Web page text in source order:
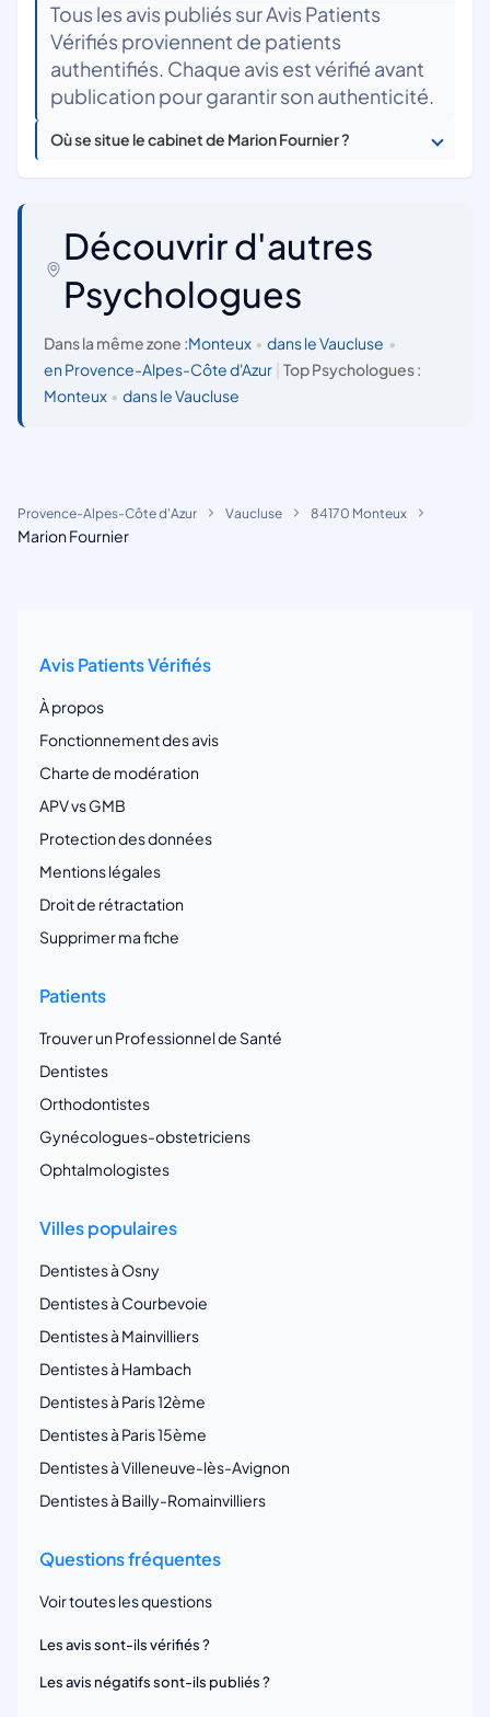
Tous les avis publiés sur Avis Patients
Vérifiés proviennent de patients
authentifiés. Chaque avis est vérifié avant
publication pour garantir son authenticité.
Où se situe le cabinet de Marion Fournier ?
Découvrir d'autres
Psychologues
Dans la même zone :Monteux • dans le Vaucluse •
en Provence-Alpes-Côte d'Azur
Top Psychologues :
Monteux • dans le Vaucluse
Provence-Alpes-Côte d'Azur Vaucluse 84170 Monteux
Marion Fournier
Avis Patients Vérifiés
À propos
Fonctionnement des avis
Charte de modération
APV vs GMB
Protection des données
Mentions légales
Droit de rétractation
Supprimer ma fiche
Patients
Trouver un Professionnel de Santé
Dentistes
Orthodontistes
Gynécologues-obstetriciens
Ophtalmologistes
Villes populaires
Dentistes à Osny
Dentistes à Courbevoie
Dentistes à Mainvilliers
Dentistes à Hambach
Dentistes à Paris 12ème
Dentistes à Paris 15ème
Dentistes à Villeneuve-lès-Avignon
Dentistes à Bailly-Romainvilliers
Questions fréquentes
Voir toutes les questions
Les avis sont-ils vérifiés ?
Les avis négatifs sont-ils publiés ?